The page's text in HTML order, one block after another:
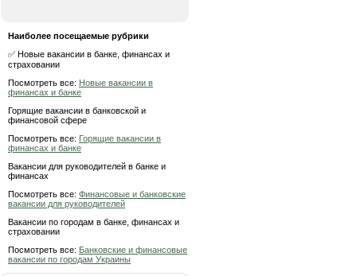
Наиболее посещаемые рубрики
✅ Новые вакансии в банке, финансах и
страховании
Посмотреть все: Новые вакансии в
финансах и банке
Горящие вакансии в банковской и
финансовой сфере
Посмотреть все: Горящие вакансии в
финансах и банке
Вакансии для руководителей в банке и
финансах
Посмотреть все: Финансовые и банковские
вакансии для руководителей
Вакансии по городам в банке, финансах и
страховании
Посмотреть все: Банковские и финансовые
вакансии по городам Украины